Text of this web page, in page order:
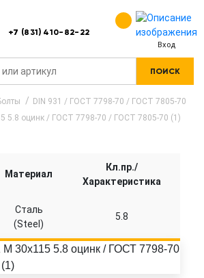
+7 (831) 410-82-22
Вход
ПОИСК
DIN 931 / ГОСТ 7798-70 / ГОСТ 7805-70
5.8 оцинк / ГОСТ 7798-70 / ГОСТ 7805-70 (1)
Материал
Кл.пр./
Характеристика
Сталь
(Steel)
5.8